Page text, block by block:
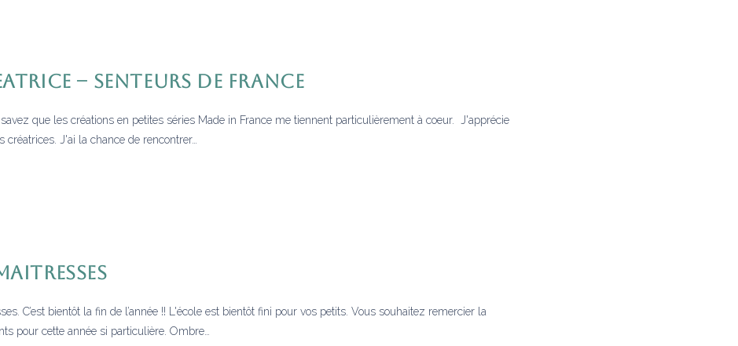
– Senteurs de France
que les créations en petites séries Made in France me tiennent particulièrement à coeur. J'apprécie
créatrices. J'ai la chance de rencontrer…
C’est bientôt la fin de l’année !! L'école est bientôt fini pour vos petits. Vous souhaitez remercier la
pour cette année si particulière. Ombre…